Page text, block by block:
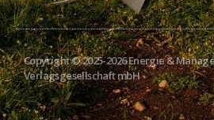
Copyright © 2025-2026 Energie &
Verlagsgesellschaft mbH